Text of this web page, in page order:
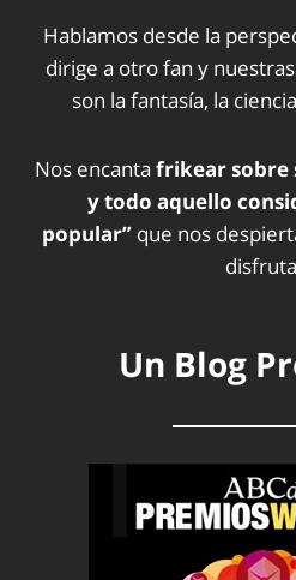
Hablamos desde la
dirige a otro fan y
son la fantasía, la
Nos encanta frikear sobre
y todo aquello
popular” que nos
Un Blog